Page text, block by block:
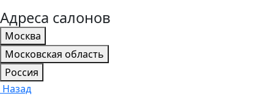
Адреса салонов
Москва
Московская область
Россия
Назад